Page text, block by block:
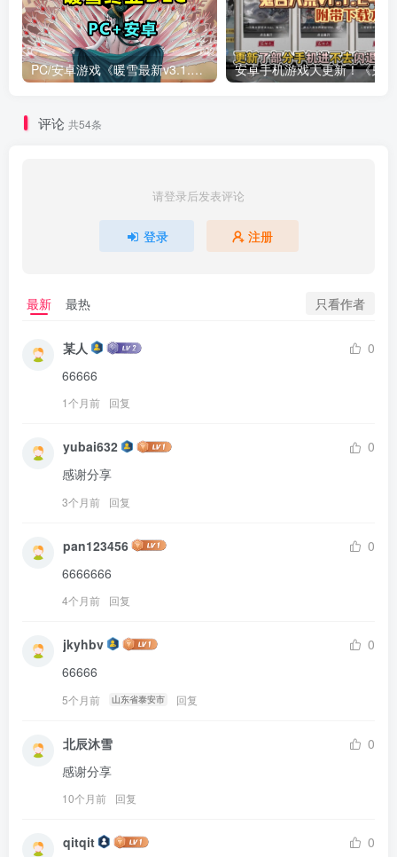
PC/安卓游戏《暖雪最新v3.1.0.1》终业DLC整合版！
评论 共54条
请登录后发表评论
登录 注册
最新 最热 只看作者
某人
0
66666
1个月前 回复
yubai632
0
感谢分享
3个月前 回复
pan123456
0
6666666
4个月前 回复
jkyhbv
0
66666
5个月前 山东省泰安市 回复
北辰沐雪
0
感谢分享
10个月前 回复
qitqit
0